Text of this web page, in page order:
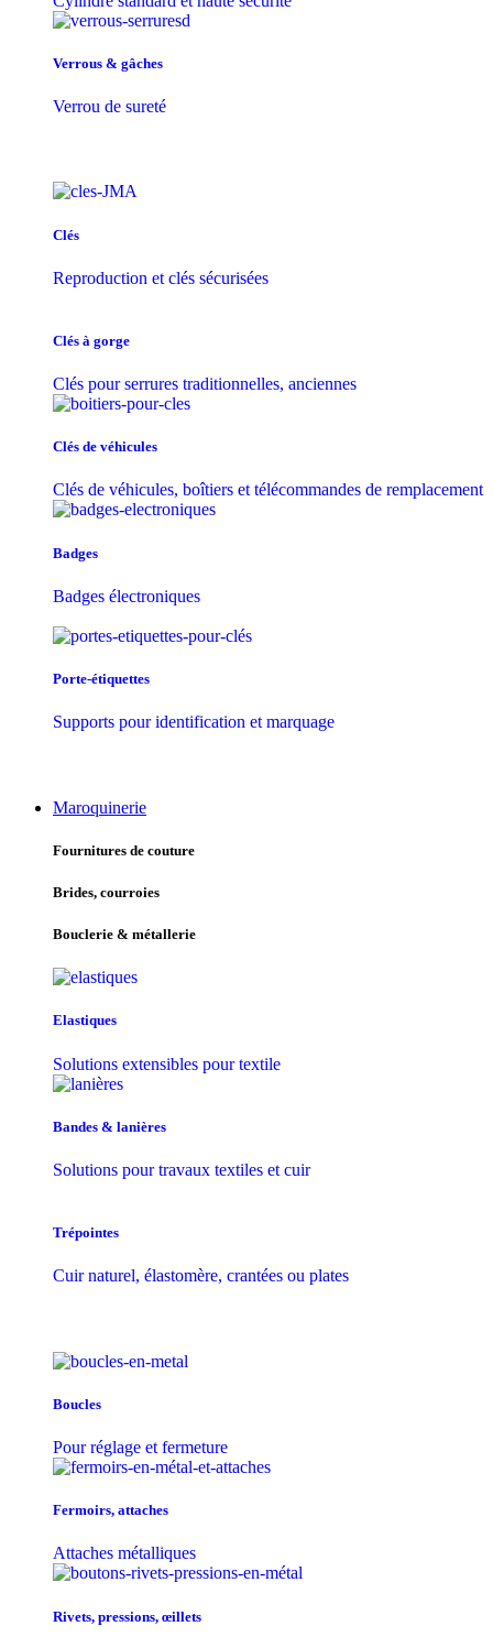
Verrous & gâches
Verrou de sureté
Clés
Reproduction et clés sécurisées
Clés à gorge
Clés pour serrures traditionnelles, anciennes
Clés de véhicules
Clés de véhicules, boîtiers et télécommandes de remplacement
Badges
Badges électroniques
Porte-étiquettes
Supports pour identification et marquage
Maroquinerie
Fournitures de couture
Brides, courroies
Bouclerie & métallerie
Elastiques
Solutions extensibles pour textile
Bandes & lanières
Solutions pour travaux textiles et cuir
Trépointes
Cuir naturel, élastomère, crantées ou plates
Boucles
Pour réglage et fermeture
Fermoirs, attaches
Attaches métalliques
Rivets, pressions, œillets